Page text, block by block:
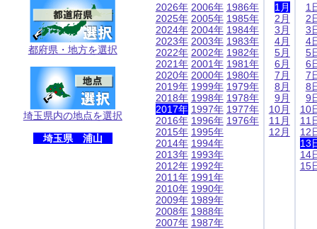
都府県・地方を選択
埼玉県内の地点を選択
埼玉県 浦山
2026年
2025年
2024年
2023年
2022年
2021年
2020年
2019年
2018年
2017年
2016年
2015年
2014年
2013年
2012年
2011年
2010年
2009年
2008年
2007年
2006年
2005年
2004年
2003年
2002年
2001年
2000年
1999年
1998年
1997年
1996年
1995年
1994年
1993年
1992年
1991年
1990年
1989年
1988年
1987年
1986年
1985年
1984年
1983年
1982年
1981年
1980年
1979年
1978年
1977年
1976年
1月
2月
3月
4月
5月
6月
7月
8月
9月
10月
11月
12月
1
2
3
4
5
6
7
8
9
10
11
12
13
14
15